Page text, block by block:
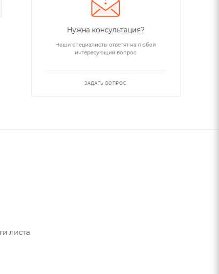
Нужна консультация?
Наши специалисты ответят на любой
интересующий вопрос
ЗАДАТЬ ВОПРОС
листа